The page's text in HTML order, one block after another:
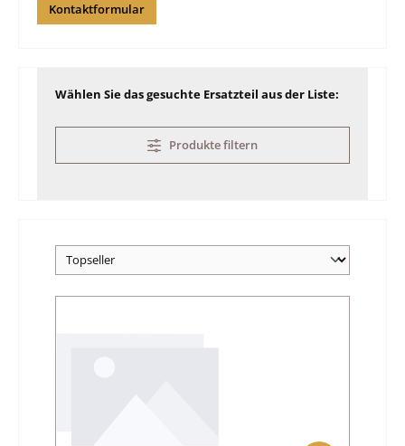
Kontaktformular
Wählen Sie das gesuchte Ersatzteil aus der Liste:
Produkte filtern